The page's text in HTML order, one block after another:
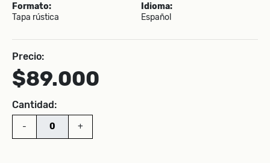
Formato:
Tapa rústica
Idioma:
Español
Precio:
$89.000
Cantidad:
- +